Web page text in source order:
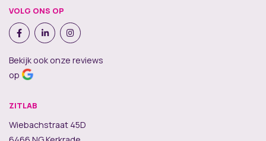
VOLG ONS OP
Bekijk ook onze reviews
op
ZITLAB
Wiebachstraat 45D